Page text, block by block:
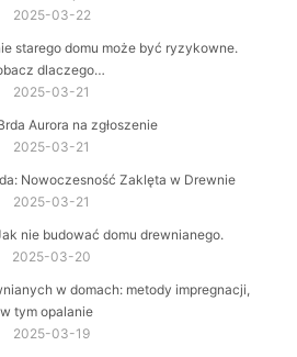
2025-03-22
starego domu może być ryzykowne.
dlaczego…
2025-03-21
Aurora na zgłoszenie
2025-03-21
Nowoczesność Zaklęta w Drewnie
2025-03-21
nie budować domu drewnianego.
2025-03-20
w domach: metody impregnacji,
w tym opalanie
2025-03-19